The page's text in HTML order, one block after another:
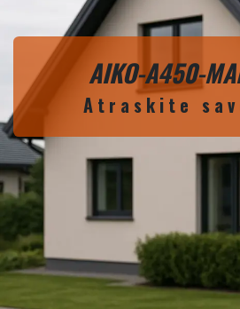
AIKO-A450-
A t r a s k i t e s a